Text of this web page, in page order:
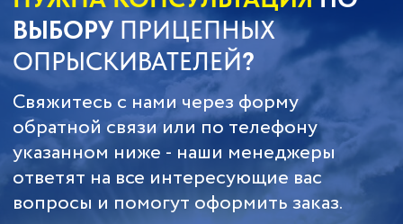
СЕЛЬХОЗТЕХНИКА ОТ
ООО КАСТ